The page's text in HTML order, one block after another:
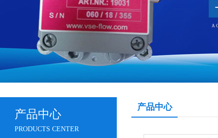
产品中心
PRODUCTS CENTER
产品中心